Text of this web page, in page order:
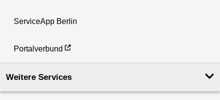
ServiceApp Berlin
Portalverbund
Weitere Services